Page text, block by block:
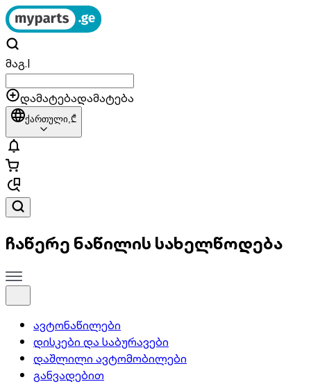
მაგ.|
დამატებადამატება
ქართული,₾
ჩაწერე ნაწილის სახელწოდება
ავტონაწილები
დისკები და საბურავები
დაშლილი ავტომობილები
განვადებით